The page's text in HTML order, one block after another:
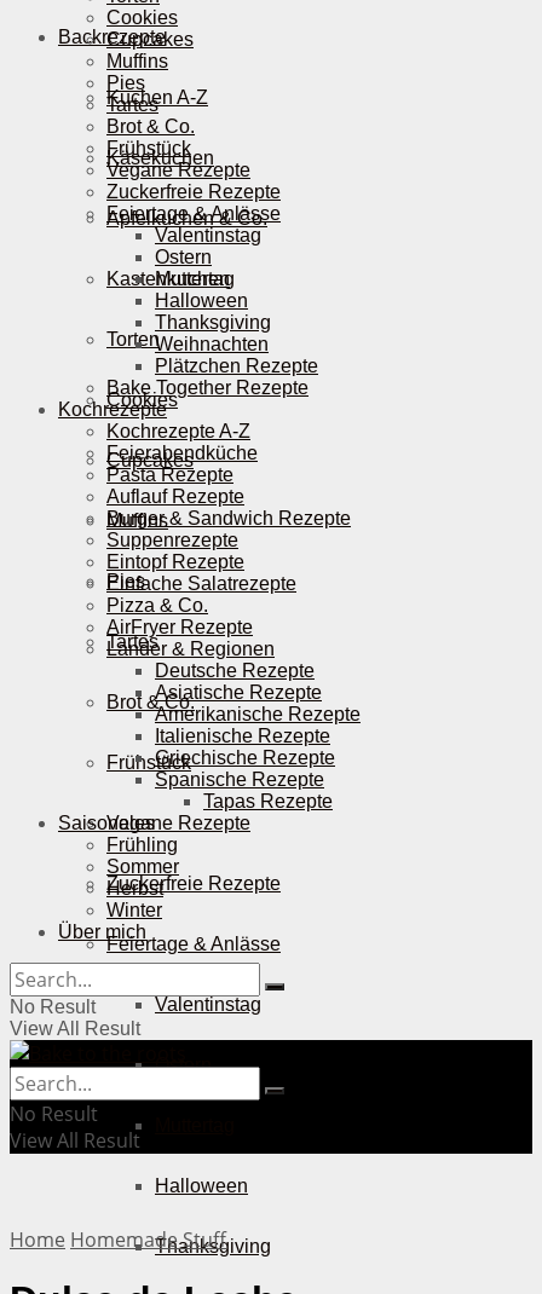
Backrezepte
Kuchen A-Z
Käsekuchen
Apfelkuchen & Co.
Kastenkuchen
Torten
Cookies
Cupcakes
Muffins
Pies
Tartes
Brot & Co.
Frühstück
Vegane Rezepte
Zuckerfreie Rezepte
Feiertage & Anlässe
Valentinstag
Ostern
Halloween
Thanksgiving
Cookies
Cupcakes
Muffins
Pies
Tartes
Brot & Co.
Frühstück
Vegane Rezepte
Zuckerfreie Rezepte
Feiertage & Anlässe
Valentinstag
Ostern
Muttertag
Halloween
Thanksgiving
Weihnachten
Plätzchen Rezepte
Bake Together Rezepte
Kochrezepte
Kochrezepte A-Z
Feierabendküche
Pasta Rezepte
Auflauf Rezepte
Burger & Sandwich Rezepte
Suppenrezepte
Eintopf Rezepte
Einfache Salatrezepte
Pizza & Co.
AirFryer Rezepte
Länder & Regionen
Deutsche Rezepte
Asiatische Rezepte
Amerikanische Rezepte
Italienische Rezepte
Griechische Rezepte
Spanische Rezepte
Tapas Rezepte
Saisonales
Frühling
Sommer
Herbst
Winter
Über mich
No Result
View All Result
No Result
View All Result
Home Homemade Stuff